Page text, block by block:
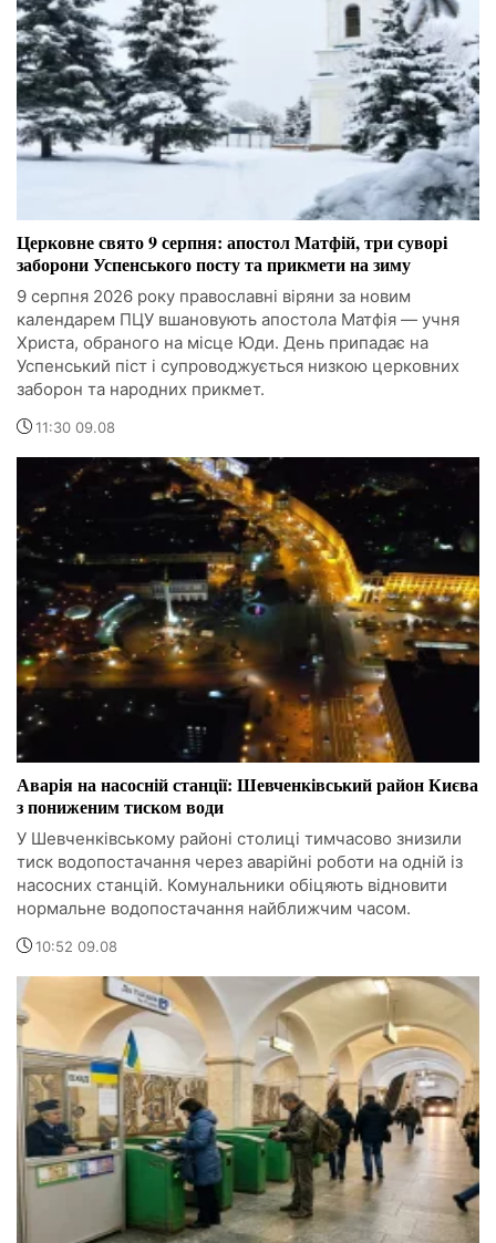
Церковне свято 9 серпня: апостол Матфій, три суворі
заборони Успенського посту та прикмети на зиму
9 серпня 2026 року православні віряни за новим
календарем ПЦУ вшановують апостола Матфія — учня
Христа, обраного на місце Юди. День припадає на
Успенський піст і супроводжується низкою церковних
заборон та народних прикмет.
11:30 09.08
Аварія на насосній станції: Шевченківський район Києва
з пониженим тиском води
У Шевченківському районі столиці тимчасово знизили
тиск водопостачання через аварійні роботи на одній із
насосних станцій. Комунальники обіцяють відновити
нормальне водопостачання найближчим часом.
10:52 09.08